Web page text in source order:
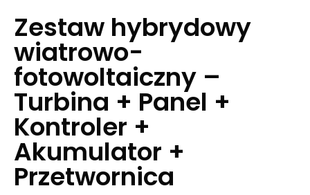
Zestaw hybrydowy
wiatrowo-
fotowoltaiczny –
Turbina + Panel +
Kontroler +
Akumulator +
Przetwornica